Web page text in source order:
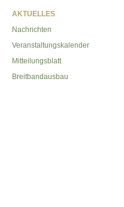
AKTUELLES
Nachrichten
Veranstaltungskalender
Mitteilungsblatt
Breitbandausbau